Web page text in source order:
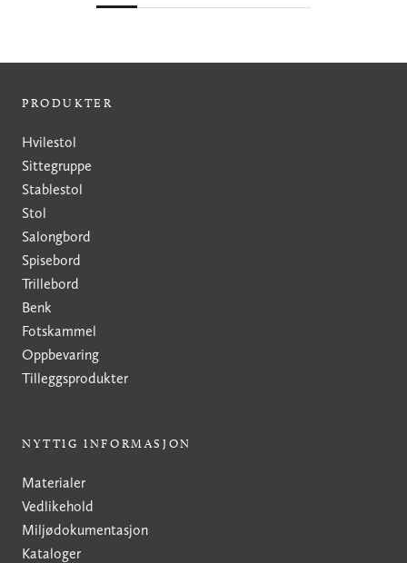
PRODUKTER
Hvilestol
Sittegruppe
Stablestol
Stol
Salongbord
Spisebord
Trillebord
Benk
Fotskammel
Oppbevaring
Tilleggsprodukter
NYTTIG INFORMASJON
Materialer
Vedlikehold
Miljødokumentasjon
Kataloger